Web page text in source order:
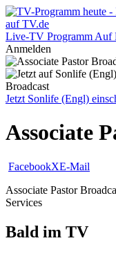
Live-TV Programm Auf
Anmelden
Broadcast
Jetzt Sonlife (Engl)
Associate
FacebookXE-Mail
Associate Pastor
Services
Bald im TV